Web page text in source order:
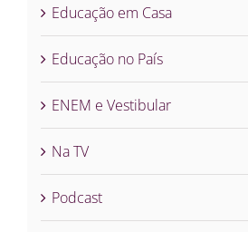
Educação em Casa
Educação no País
ENEM e Vestibular
Na TV
Podcast